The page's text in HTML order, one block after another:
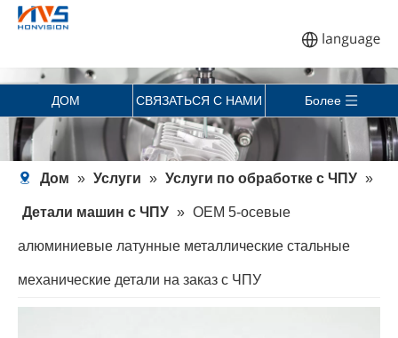
ДОМ СВЯЗАТЬСЯ С НАМИ Более
Дом » Услуги » Услуги по обработке с ЧПУ »
Детали машин с ЧПУ » OEM 5-осевые
алюминиевые латунные металлические стальные
механические детали на заказ с ЧПУ